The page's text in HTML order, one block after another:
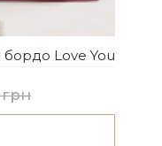
Love You
грн